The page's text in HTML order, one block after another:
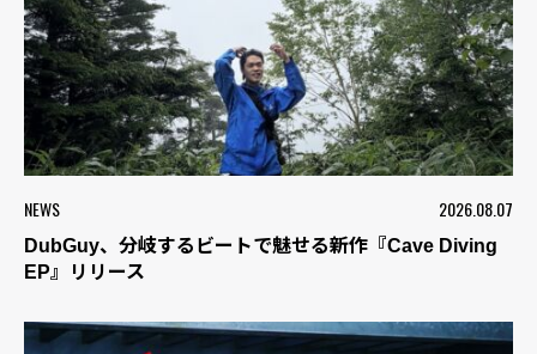
NEWS 2026.08.07
DubGuy、分岐するビートで魅せる新作『Cave Diving
EP』リリース